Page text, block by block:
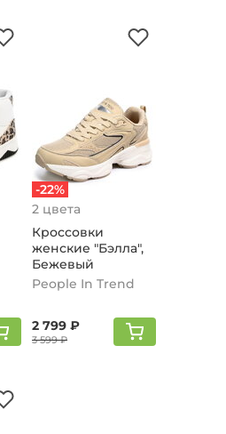
-22%
2 цвета
Кроссовки
женские "Бэлла",
Бежевый
People In Trend
2 799 ₽
3 599 ₽